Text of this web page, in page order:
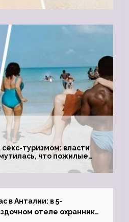
туризмом: власти
что пожилые
к ним, чтобы
любовниками
в Анталии: в 5-
отеле охранник